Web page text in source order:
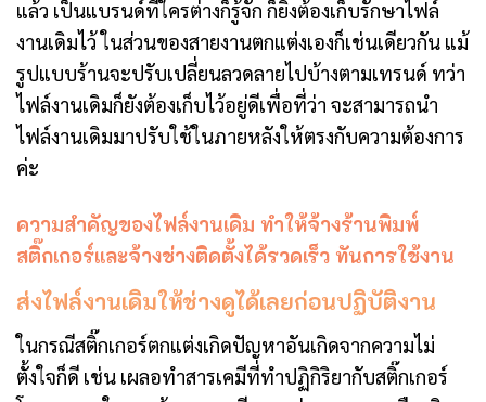
แล้ว เป็นแบรนด์ที่ใครต่างก็รู้จัก ก็ยิ่งต้องเก็บรักษาไฟล์
งานเดิมไว้ ในส่วนของสายงานตกแต่งเองก็เช่นเดียวกัน แม้
รูปแบบร้านจะปรับเปลี่ยนลวดลายไปบ้างตามเทรนด์ ทว่า
ไฟล์งานเดิมก็ยังต้องเก็บไว้อยู่ดีเพื่อที่ว่า จะสามารถนำ
ไฟล์งานเดิมมาปรับใช้ในภายหลังให้ตรงกับความต้องการ
ค่ะ
ความสำคัญของไฟล์งานเดิม ทำให้จ้างร้านพิมพ์
สติ๊กเกอร์และจ้างช่างติดตั้งได้รวดเร็ว ทันการใช้งาน
ส่งไฟล์งานเดิมให้ช่างดูได้เลยก่อนปฏิบัติงาน
ในกรณีสติ๊กเกอร์ตกแต่งเกิดปัญหาอันเกิดจากความไม่
ตั้งใจก็ดี เช่น เผลอทำสารเคมีที่ทำปฏิกิริยากับสติ๊กเกอร์